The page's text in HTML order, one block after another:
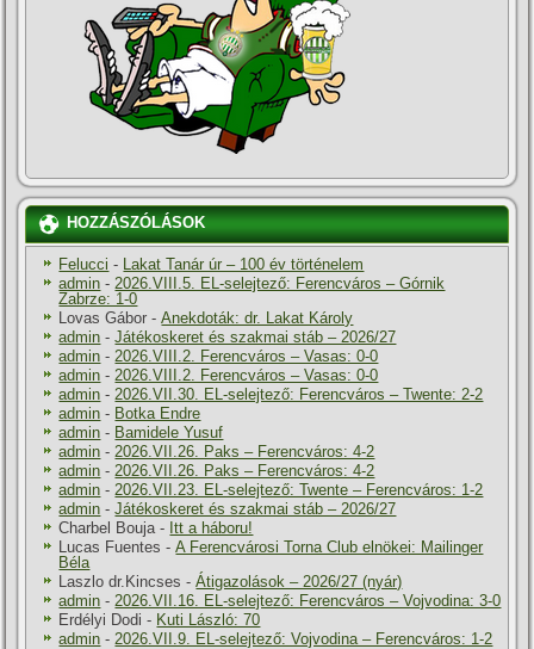
HOZZÁSZÓLÁSOK
Felucci - Lakat Tanár úr – 100 év történelem
admin -2026.VIII.5. EL-selejtező: Ferencváros – Górnik
Zabrze: 1-0
Lovas Gábor -Anekdoták: dr. Lakat Károly
admin -Játékoskeret és szakmai stáb – 2026/27
admin -2026.VIII.2. Ferencváros – Vasas: 0-0
admin -2026.VIII.2. Ferencváros – Vasas: 0-0
admin -2026.VII.30. EL-selejtező: Ferencváros – Twente: 2-2
admin - Botka Endre
admin - Bamidele Yusuf
admin -2026.VII.26. Paks – Ferencváros: 4-2
admin -2026.VII.26. Paks – Ferencváros: 4-2
admin -2026.VII.23. EL-selejtező: Twente – Ferencváros: 1-2
admin -Játékoskeret és szakmai stáb – 2026/27
Charbel Bouja- Itt a háboru!
Lucas Fuentes -A Ferencvárosi Torna Club elnökei: Mailinger
Béla
Laszlo dr.Kincses -Átigazolások – 2026/27 (nyár)
admin -2026.VII.16. EL-selejtező: Ferencváros – Vojvodina: 3-0
Erdélyi Dodi - Kuti László: 70
admin -2026.VII.9. EL-selejtező: Vojvodina – Ferencváros: 1-2